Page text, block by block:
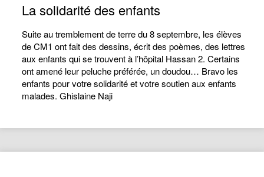
La solidarité des enfants
Suite au tremblement de terre du 8 septembre, les élèves
de CM1 ont fait des dessins, écrit des poèmes, des lettres
aux enfants qui se trouvent à l’hôpital Hassan 2. Certains
ont amené leur peluche préférée, un doudou… Bravo les
enfants pour votre solidarité et votre soutien aux enfants
malades. Ghislaine Naji